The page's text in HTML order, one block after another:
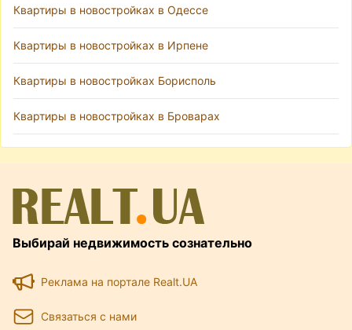
Квартиры в новостройках в Одессе
Квартиры в новостройках в Ирпене
Квартиры в новостройках Борисполь
Квартиры в новостройках в Броварах
Выбирай недвижимость сознательно
Реклама на портале Realt.UA
Связаться с нами